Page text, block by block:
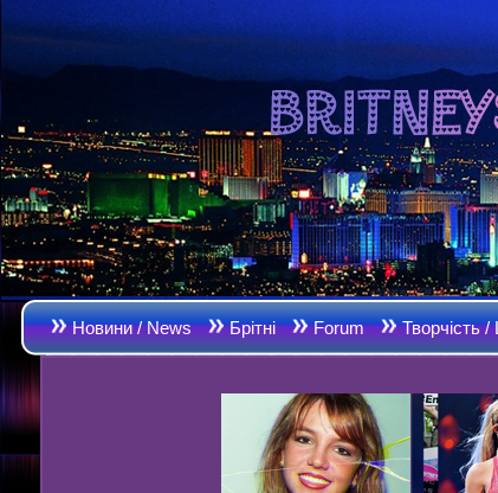
Новини / News Брітні Forum Творчість /